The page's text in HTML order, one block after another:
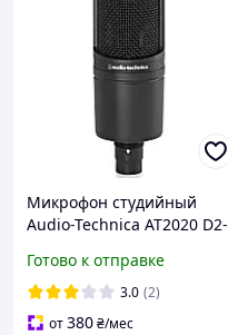
Микрофон студийный
Audio-Technica AT2020 D2-
Готово к отправке
3.0 (2)
от380₴/мес